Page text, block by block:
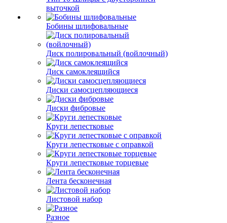
выточкой
Бобины шлифовальные
Диск полировальный (войлочный)
Диск самоклеящийся
Диски самосцепляющиеся
Диски фибровые
Круги лепестковые
Круги лепестковые с оправкой
Круги лепестковые торцевые
Лента бесконечная
Листовой набор
Разное